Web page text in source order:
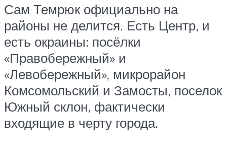
Сам Темрюк официально на
районы не делится. Есть Центр, и
есть окраины: посёлки
«Правобережный» и
«Левобережный», микрорайон
Комсомольский и Замосты, поселок
Южный склон, фактически
входящие в черту города.